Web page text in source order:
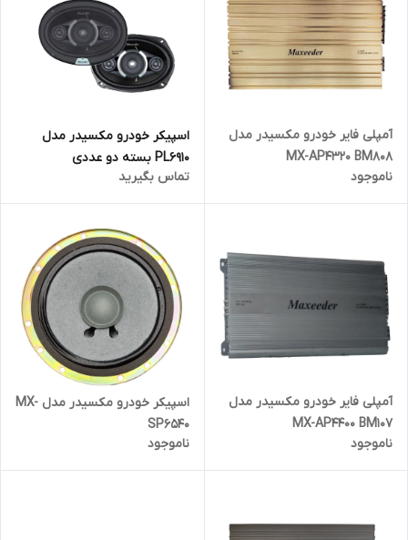
آمپلی فایر خودرو مکسیدر مدل
MX-AP4320 BM808
ناموجود
اسپیکر خودرو مکسیدر مدل
PL6910 بسته دو عددی
تماس بگیرید
آمپلی فایر خودرو مکسیدر مدل
MX-AP4400 BM107
ناموجود
اسپیکر خودرو مکسیدر مدل MX-
SP6540
ناموجود